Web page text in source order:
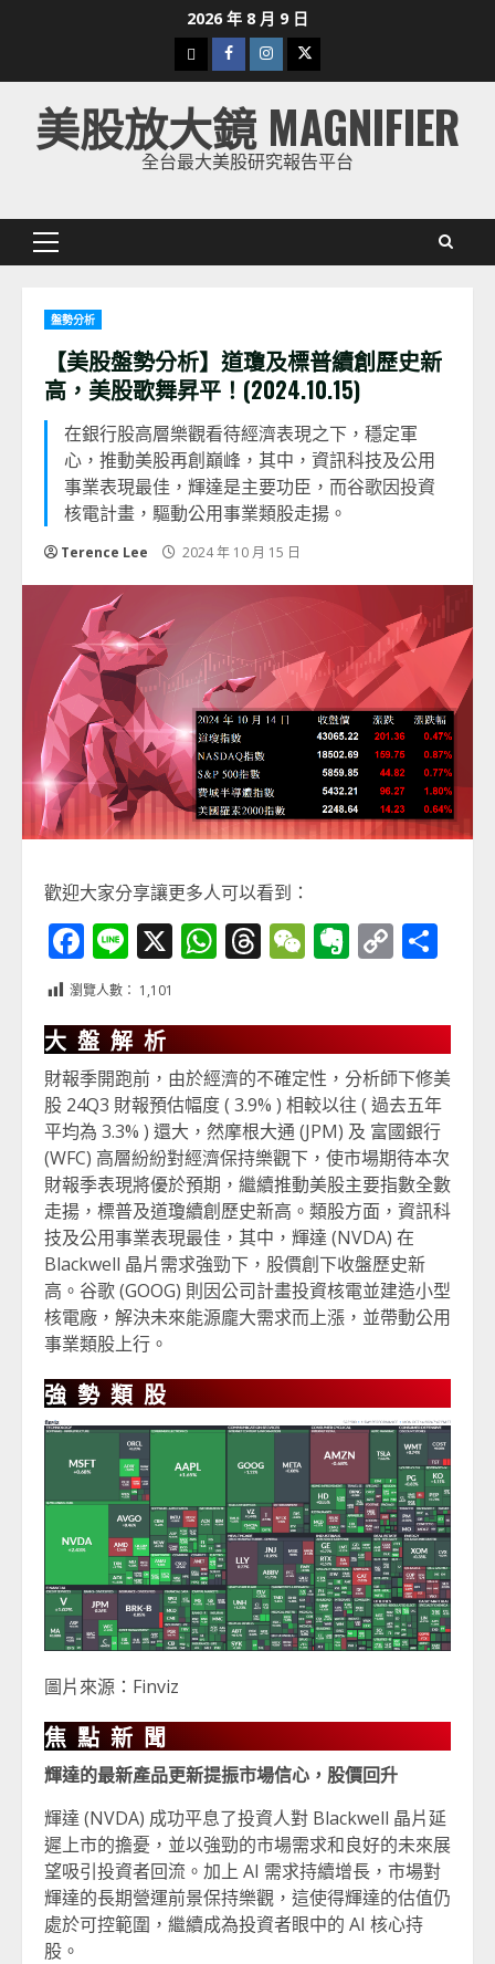
2026 年 8 月 9 日
下
載
美
股
Facebook
Instagram
Twitter
美股放大鏡 MAGNIFIER
全台最大美股研究報告平台
Primary
盤勢分析
【美股盤勢分析】道瓊及標普續創歷史新
高，美股歌舞昇平！(2024.10.15)
在銀行股高層樂觀看待經濟表現之下，穩定軍
心，推動美股再創巔峰，其中，資訊科技及公用
事業表現最佳，輝達是主要功臣，而谷歌因投資
核電計畫，驅動公用事業類股走揚。
Terence Lee 2024 年 10 月 15 日
歡迎大家分享讓更多人可以看到：
Facebook
Line
X WhatsApp
Threads
WeChat
Evernote
Copy
瀏覽人數： 1,101
大盤解析
財報季開跑前，由於經濟的不確定性，分析師下修美
股 24Q3 財報預估幅度 ( 3.9% ) 相較以往 ( 過去五年
平均為 3.3% ) 還大，然摩根大通 (JPM) 及 富國銀行
(WFC) 高層紛紛對經濟保持樂觀下，使市場期待本次
財報季表現將優於預期，繼續推動美股主要指數全數
走揚，標普及道瓊續創歷史新高。類股方面，資訊科
技及公用事業表現最佳，其中，輝達 (NVDA) 在
Blackwell 晶片需求強勁下，股價創下收盤歷史新
高。谷歌 (GOOG) 則因公司計畫投資核電並建造小型
核電廠，解決未來能源龐大需求而上漲，並帶動公用
事業類股上行。
強勢類股
圖片來源：Finviz
焦點新聞
輝達的最新產品更新提振市場信心，股價回升
輝達 (NVDA) 成功平息了投資人對 Blackwell 晶片延
遲上市的擔憂，並以強勁的市場需求和良好的未來展
望吸引投資者回流。加上 AI 需求持續增長，市場對
輝達的長期營運前景保持樂觀，這使得輝達的估值仍
處於可控範圍，繼續成為投資者眼中的 AI 核心持
股。